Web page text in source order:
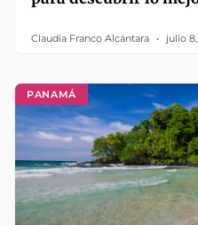
Claudia Franco Alcántara julio
PANAMÁ